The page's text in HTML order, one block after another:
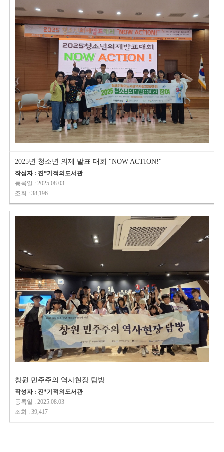
2025년 청소년 의제 발표 대회 "NOW ACTION!"
작성자 : 진*기적의도서관
등록일 : 2025.08.03
조회 : 38,196
창원 민주주의 역사현장 탐방
작성자 : 진*기적의도서관
등록일 : 2025.08.03
조회 : 39,417